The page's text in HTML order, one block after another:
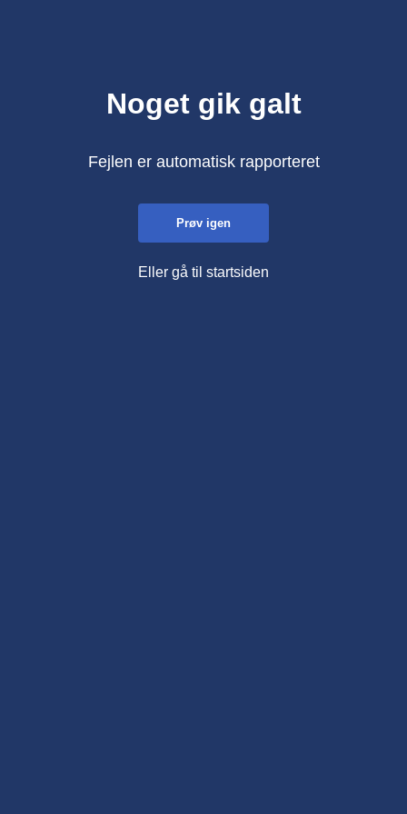
Noget gik galt
Fejlen er automatisk rapporteret
Prøv igen
Eller gå til startsiden